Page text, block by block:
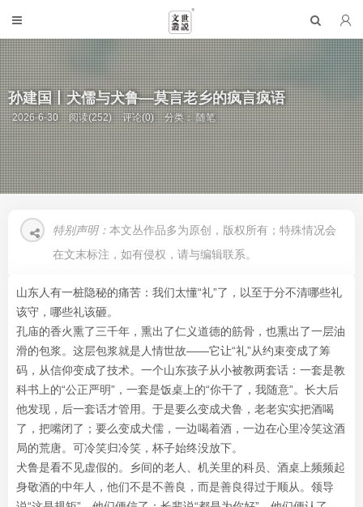
孙建国丨犬儒与犬鲁—莫言老乡的疯言疯语
2026-6-30 阅读(252) 评论(0) 分类：随笔
特别声明： 本文丛作品多为原创，版权所有；特殊情况会
在文末标注，如有侵权，请与编辑联系。
山东人有一桩隐秘的痛苦：我们太懂“礼”了，以至于分不清哪些礼
该守，哪些礼该砸。
孔庙的香火熏了三千年，熏出了仁义道德的筋骨，也熏出了一层油
滑的包浆。这层包浆就是人情世故——它让“礼”从约束变成了筹
码，从信仰变成了技术。一个山东孩子从小被教两套话：一套是教
科书上的“公正严明”，一套是饭桌上的“你干了，我随意”。长大后
他发现，后一套话才管用。于是要么变成犬鲁，老老实实把酒喝
了，把嘴闭了；要么变成犬儒，一边喝着酒，一边在心里冷笑这酒
局的荒唐。可冷笑归冷笑，杯子始终没放下。
犬鲁是看不见虚假的。乡间的老人、机关里的科员、酒桌上频频起
身敬酒的中年人，他们不是不善良，而是善良得过于顺从。领导